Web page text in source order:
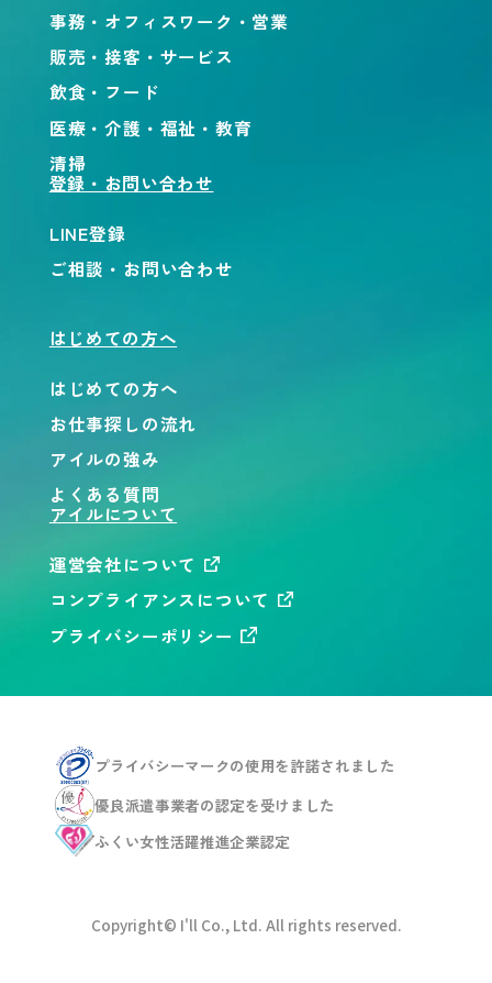
事務・オフィスワーク・営業
販売・接客・サービス
飲食・フード
医療・介護・福祉・教育
清掃
登録・お問い合わせ
LINE登録
ご相談・お問い合わせ
はじめての方へ
はじめての方へ
お仕事探しの流れ
アイルの強み
よくある質問
アイルについて
運営会社について
コンプライアンスについて
プライバシーポリシー
プライバシーマークの使用を許諾されました
優良派遣事業者の認定を受けました
ふくい女性活躍推進企業認定
Copyright© I'll Co., Ltd. All rights reserved.